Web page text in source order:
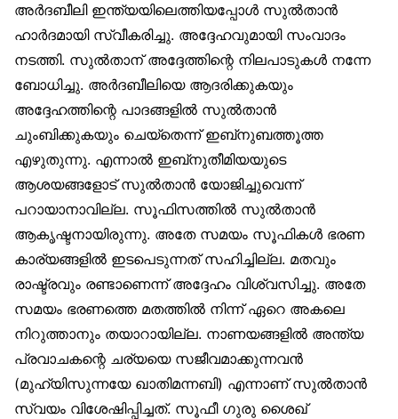
അര്‍ദബീലി ഇന്ത്യയിലെത്തിയപ്പോള്‍ സുല്‍താന്‍
ഹാര്‍ദമായി സ്വീകരിച്ചു. അദ്ദേഹവുമായി സംവാദം
നടത്തി. സുല്‍താന് അദ്ദേത്തിന്റെ നിലപാടുകള്‍ നന്നേ
ബോധിച്ചു. അര്‍ദബീലിയെ ആദരിക്കുകയും
അദ്ദേഹത്തിന്റെ പാദങ്ങളില്‍ സുല്‍താന്‍
ചുംബിക്കുകയും ചെയ്‌തെന്ന് ഇബ്‌നുബത്തൂത്ത
എഴുതുന്നു. എന്നാല്‍ ഇബ്‌നുതീമിയയുടെ
ആശയങ്ങളോട് സുല്‍താന്‍ യോജിച്ചുവെന്ന്
പറായാനാവില്ല. സൂഫിസത്തില്‍ സുല്‍താന്‍
ആകൃഷ്ടനായിരുന്നു. അതേ സമയം സൂഫികള്‍ ഭരണ
കാര്യങ്ങളില്‍ ഇടപെടുന്നത് സഹിച്ചില്ല. മതവും
രാഷ്ട്രവും രണ്ടാണെന്ന് അദ്ദേഹം വിശ്വസിച്ചു. അതേ
സമയം ഭരണത്തെ മതത്തില്‍ നിന്ന് ഏറെ അകലെ
നിറുത്താനും തയാറായില്ല. നാണയങ്ങളില്‍ അന്ത്യ
പ്രവാചകന്റെ ചര്യയെ സജീവമാക്കുന്നവന്‍
(മുഹ്‌യിസുന്നയേ ഖാതിമന്നബി) എന്നാണ് സുല്‍താന്‍
സ്വയം വിശേഷിപ്പിച്ചത്. സൂഫീ ഗുരു ശൈഖ്